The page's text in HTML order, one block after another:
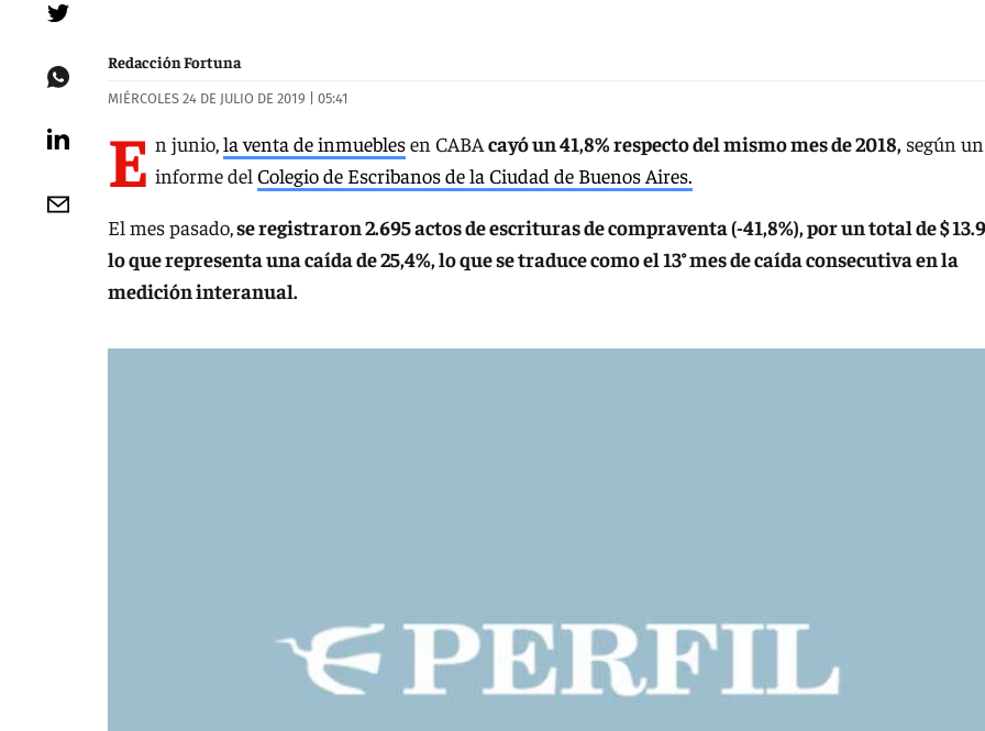
Redacción Fortuna
MIÉRCOLES 24 DE JULIO DE 2019 | 05:41
E n junio,la venta de inmueblesen CABAcayó un 41,8% respecto del mismo mes de 2018, según un
informe del Colegio de Escribanos de la Ciudad de Buenos Aires.
El mes pasado,se registraron 2.695 actos de escrituras de compraventa (-41,8%), por un total de $
lo que representa una caída de 25,4%, lo que se traduce como el 13° mes de caída consecutiva en la
medición interanual.